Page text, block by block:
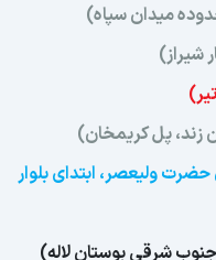
میدان سپاه)
شیراز)
زند، پل کریمخان)
ولیعصر، ابتدای بلوار
جنوب شرقی بوستان لاله)